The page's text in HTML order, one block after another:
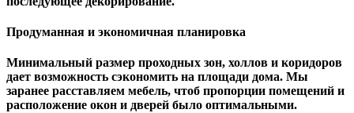
Продуманная и экономичная планировка
Минимальный размер проходных зон, холлов и коридоров
дает возможность сэкономить на площади дома. Мы
заранее расставляем мебель, чтоб пропорции помещений и
расположение окон и дверей было оптимальными.